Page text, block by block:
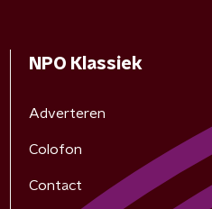
NPO Klassiek
Adverteren
Colofon
Contact